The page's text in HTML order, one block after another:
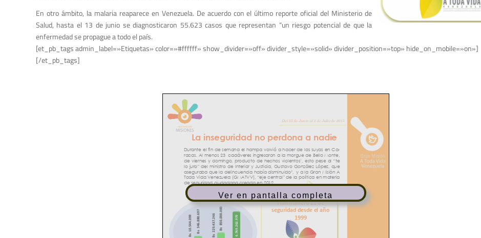
En otro ámbito, la malaria reaparece en Venezuela. De acuerdo con el últi­mo reporte oficial del Ministerio de
Salud, hasta el 13 de junio se diagnosticaron 55.623 casos que representan “un riesgo po­tencial de que la
enfermedad se propague a todo el país.
[et_pb_tags admin_label=»Etiquetas» color=»#ffffff» show_divider=»off» divider_style=»solid» divider_position=»top» hide_on_mobile=»on»]
[/et_pb_tags]
Ver en pantalla completa